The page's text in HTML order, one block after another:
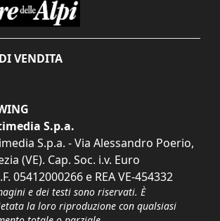
VENDITA
S.p.a.
S.p.a. - Via Alessandro Poerio,
(VE). Cap. Soc. i.v. Euro
05412000266 e REA VE-454332
e dei testi sono riservati. È
la loro riproduzione con qualsiasi